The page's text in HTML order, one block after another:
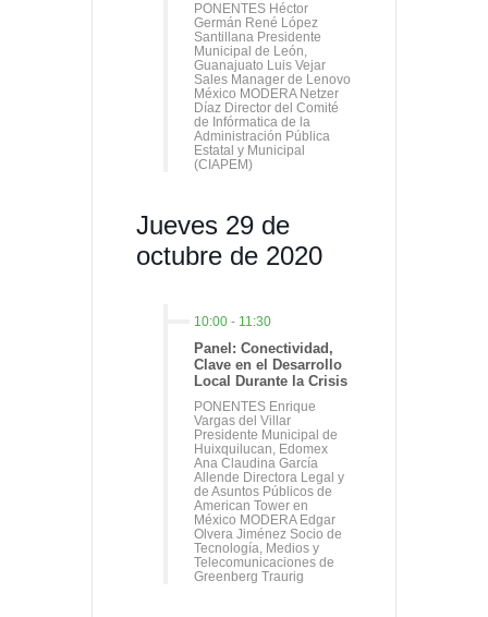
PONENTES Héctor
Germán René López
Santillana Presidente
Municipal de León,
Guanajuato Luis Vejar
Sales Manager de Lenovo
México MODERA Netzer
Díaz Director del Comité
de Infórmatica de la
Administración Pública
Estatal y Municipal
(CIAPEM)
Jueves 29 de
octubre de 2020
10:00 - 11:30
Panel: Conectividad,
Clave en el Desarrollo
Local Durante la Crisis
PONENTES Enrique
Vargas del Villar
Presidente Municipal de
Huixquilucan, Edomex
Ana Claudina García
Allende Directora Legal y
de Asuntos Públicos de
American Tower en
México MODERA Edgar
Olvera Jiménez Socio de
Tecnología, Medios y
Telecomunicaciones de
Greenberg Traurig